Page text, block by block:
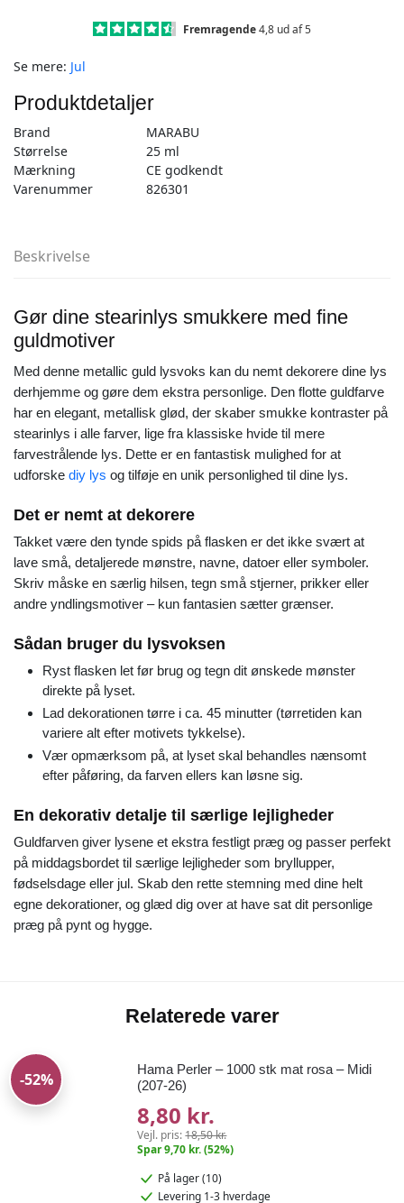
-
på
stearinlys
antal
Fremragende4,8 ud af 5
Se mere: Jul
Produktdetaljer
Brand
MARABU
Størrelse
25 ml
Mærkning
CE godkendt
Varenummer
826301
Beskrivelse
Gør dine stearinlys smukkere med fine
guldmotiver
Med denne metallic guld lysvoks kan du nemt dekorere dine lys
derhjemme og gøre dem ekstra personlige. Den flotte guldfarve
har en elegant, metallisk glød, der skaber smukke kontraster på
stearinlys i alle farver, lige fra klassiske hvide til mere
farvestrålende lys. Dette er en fantastisk mulighed for at
udforske diy lys og tilføje en unik personlighed til dine lys.
Det er nemt at dekorere
Takket være den tynde spids på flasken er det ikke svært at
lave små, detaljerede mønstre, navne, datoer eller symboler.
Skriv måske en særlig hilsen, tegn små stjerner, prikker eller
andre yndlingsmotiver – kun fantasien sætter grænser.
Sådan bruger du lysvoksen
Ryst flasken let før brug og tegn dit ønskede mønster
direkte på lyset.
Lad dekorationen tørre i ca. 45 minutter (tørretiden kan
variere alt efter motivets tykkelse).
Vær opmærksom på, at lyset skal behandles nænsomt
efter påføring, da farven ellers kan løsne sig.
En dekorativ detalje til særlige lejligheder
Guldfarven giver lysene et ekstra festligt præg og passer perfekt
på middagsbordet til særlige lejligheder som bryllupper,
fødselsdage eller jul. Skab den rette stemning med dine helt
egne dekorationer, og glæd dig over at have sat dit personlige
præg på pynt og hygge.
Relaterede varer
-52%
Hama Perler – 1000 stk mat rosa – Midi
(207-26)
8,80 kr.
Vejl. pris:18,50 kr.
Spar 9,70 kr. (52%)
På lager (10)
Levering 1-3 hverdage